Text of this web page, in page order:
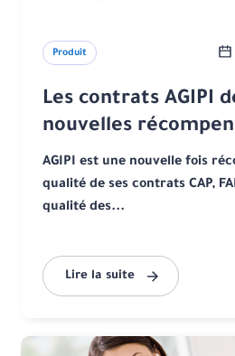
Produit
Les contrats AGIPI
nouvelles
AGIPI est une nouvelle fois
qualité de ses contrats CAP,
qualité des...
Lire la suite